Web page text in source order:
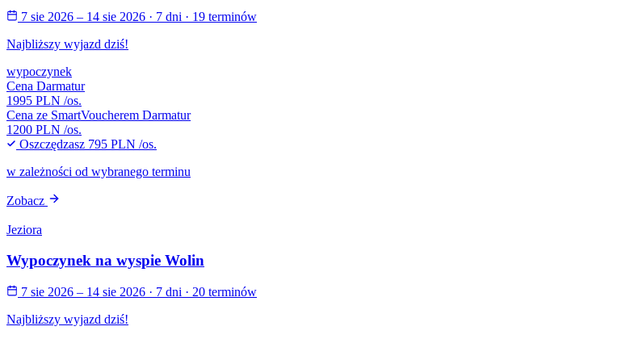
7 sie 2026 – 14 sie 2026 · 7 dni · 19 terminów
Najbliższy wyjazd dziś!
wypoczynek
Cena Darmatur
1995 PLN /os.
Cena ze SmartVoucherem Darmatur
1200 PLN /os.
Oszczędzasz 795 PLN /os.
w zależności od wybranego terminu
Zobacz
Jeziora
Wypoczynek na wyspie Wolin
7 sie 2026 – 14 sie 2026 · 7 dni · 20 terminów
Najbliższy wyjazd dziś!